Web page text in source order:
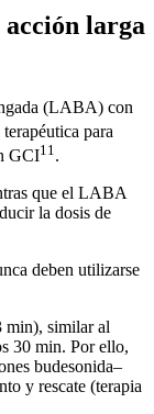
acción larga
(LABA) con
para
GCI11.
que el LABA
la dosis de
deben utilizarse
min), similar al
30 min. Por ello,
budesonida–
y rescate (terapia